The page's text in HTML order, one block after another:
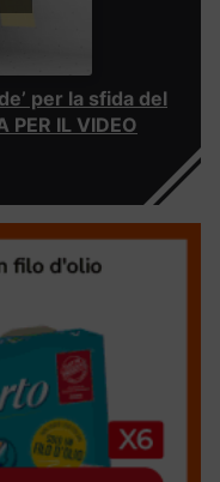
per la sfida del
IL VIDEO